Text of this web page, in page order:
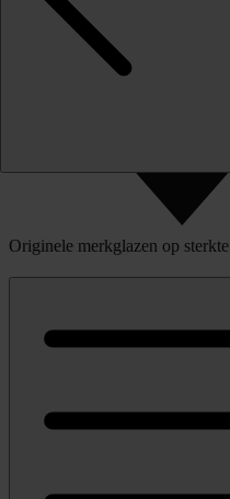
Klantbeoordeling
Originele merkglazen op sterkte